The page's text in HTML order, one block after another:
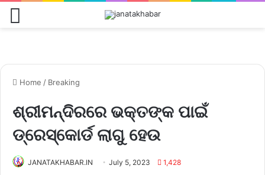
Home / Breaking
ଶ୍ରୀମନ୍ଦିରରେ ଭକ୍ତଙ୍କ ପାଇଁ
ଡ୍ରେସ୍‌କୋର୍ଡ ଲାଗୁ ହେଉ
JANATAKHABAR.IN July 5, 2023 1,428